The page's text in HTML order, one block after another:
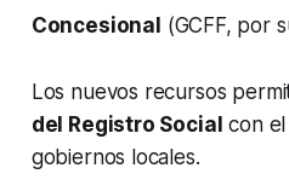
Concesional (GCFF, por
Los nuevos recursos
del Registro Social con
gobiernos locales.